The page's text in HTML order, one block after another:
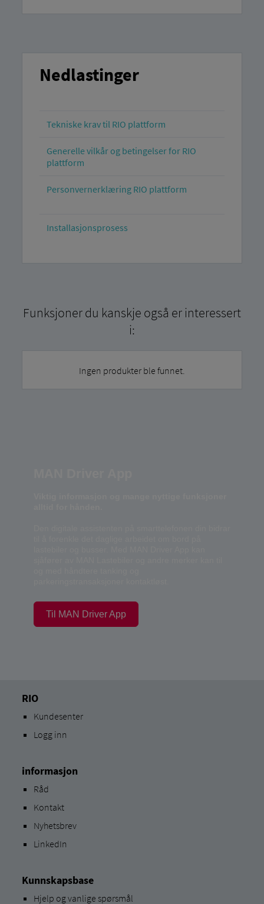
Nedlastinger
Tekniske krav til RIO plattform
Generelle vilkår og betingelser for RIO
plattform
Personvernerklæring RIO plattform
Installasjonsprosess
Funksjoner du kanskje også er interessert
i:
Ingen produkter ble funnet.
Til MAN Driver App
RIO
Kundesenter
Logg inn
informasjon
Råd
Kontakt
Nyhetsbrev
LinkedIn
Kunnskapsbase
Hjelp og vanlige spørsmål